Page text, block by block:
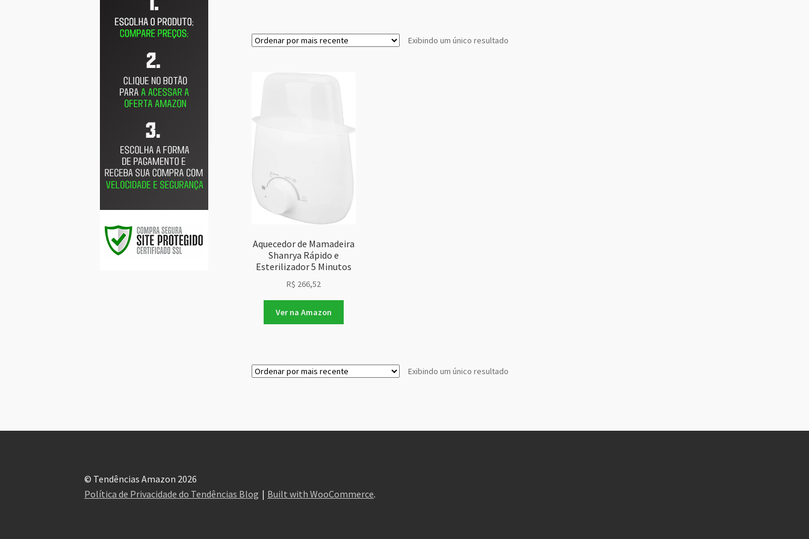
Exibindo um único resultado
Aquecedor de Mamadeira
Shanrya Rápido e
Esterilizador 5 Minutos
R$ 266,52
Ver na Amazon
Exibindo um único resultado
© Tendências Amazon 2026
Política de Privacidade do Tendências Blog
Built with WooCommerce.